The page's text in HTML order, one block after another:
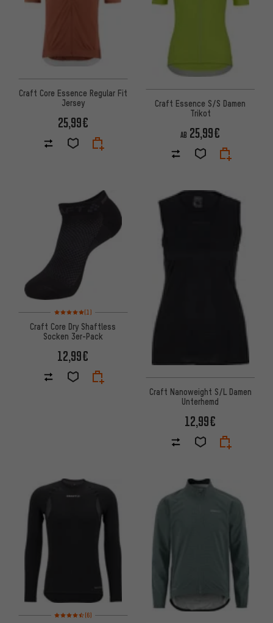
Craft Core Essence Regular Fit
Jersey
25,99€
Craft Essence S/S Damen
Trikot
AB 25,99€
Bewertungen: 5 von 5 basierend auf 1 Bewertungen
(1)
Craft Core Dry Shaftless
Socken 3er-Pack
12,99€
Craft Nanoweight S/L Damen
Unterhemd
12,99€
Bewertungen: 4,5 von 5 basierend auf 6 Bewertungen
(6)